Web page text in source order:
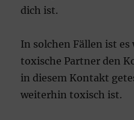
dich ist.
In solchen Fällen ist es
toxische Partner den
in diesem Kontakt
weiterhin toxisch ist.